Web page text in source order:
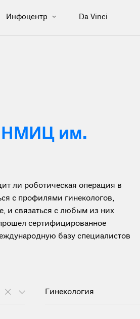
Инфоцентр Da Vinci
НМИЦ им.
ли роботическая операция в
с профилями гинекологов,
и связаться с любым из них
сертифицированное
базу специалистов
Гинекология